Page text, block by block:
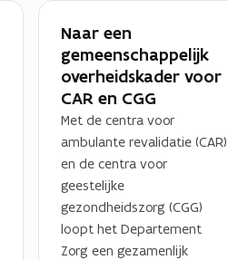
Naar een
gemeenschappelijk
overheidskader voor
CAR en CGG
Met de centra voor
ambulante revalidatie (CAR)
en de centra voor
geestelijke
gezondheidszorg (CGG)
loopt het Departement
Zorg een gezamenlijk